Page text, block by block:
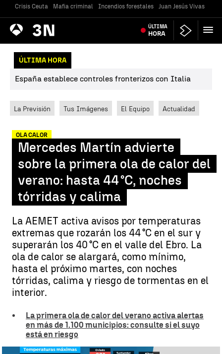
Crisis Ceuta Mafia criminal Incendios forestales Juan Jesús Vivas
Antena
3 Noticias ÚLTIMA
HORA
ÚLTIMA HORA
España establece controles fronterizos con Italia
La Previsión Tus Imágenes El Equipo Actualidad
OLA CALOR
Mercedes Martín advierte
sobre la primera ola de calor del
verano: hasta 44 °C, noches
tórridas y calima
La AEMET activa avisos por temperaturas
extremas que rozarán los 44 °C en el sur y
superarán los 40 °C en el valle del Ebro. La
ola de calor se alargará, como mínimo,
hasta el próximo martes, con noches
tórridas, calima y riesgo de tormentas en el
interior.
La primera ola de calor del verano activa alertas
en más de 1.100 municipios: consulte si el suyo
está en riesgo